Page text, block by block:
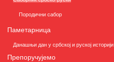
Породични сабор
Паметарница
Данашњи дан у србској и руској историји
Препоручујемо